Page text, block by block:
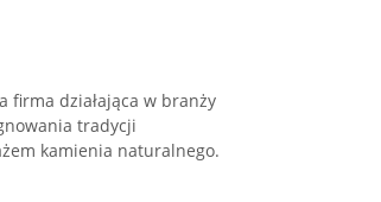
firma działająca w branży
tradycji
kamienia naturalnego.